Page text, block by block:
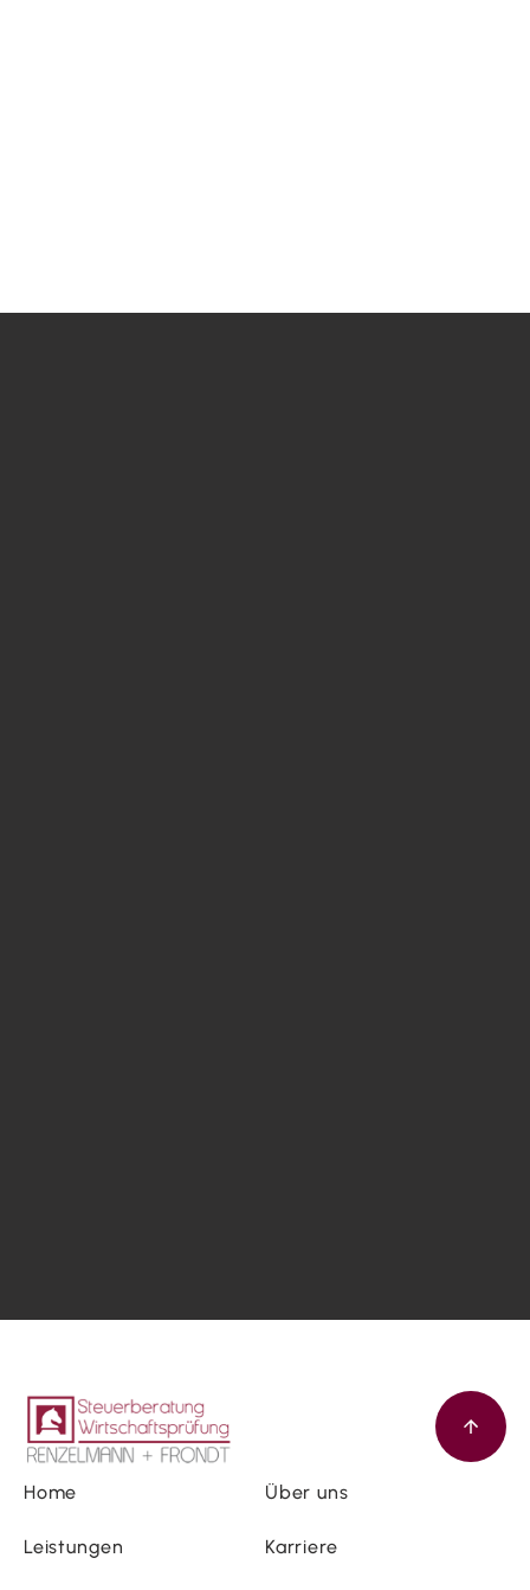
Home Über uns
Leistungen Karriere